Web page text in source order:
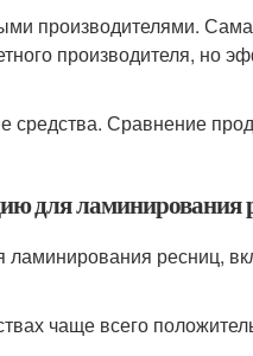
производителями.
производителя, но
средства. Сравнение
для ламинирования
ресниц,
чаще всего